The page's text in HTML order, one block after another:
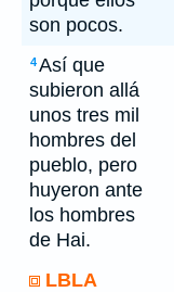
son pocos.
4Así que
subieron allá
unos tres mil
hombres del
pueblo, pero
huyeron ante
los hombres
de Hai.
LBLA